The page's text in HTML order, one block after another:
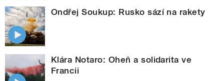
Ondřej Soukup: Rusko sází na rakety
Klára Notaro: Oheň a solidarita ve
Francii